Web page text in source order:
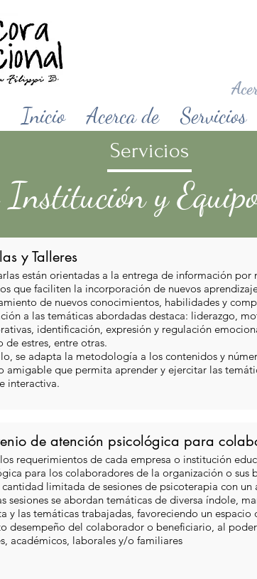
Inicio Acerca de Servicios
Servicios
y
y Talleres
están orientadas a la entrega de información
que faciliten la incorporación de nuevos
de nuevos conocimientos, habilidades y
a las temáticas abordadas destaca: liderazgo,
identificación, expresión y regulación
de estres, entre otras.
se adapta la metodología a los contenidos y
amigable que permita aprender y ejercitar las
interactiva.
de atención psicológica para
requerimientos de cada empresa o institución
para los colaboradores de la organización o sus
cantidad limitada de sesiones de psicoterapia con un
sesiones se abordan temáticas de diversa índole,
y las temáticas trabajadas, favoreciendo un
desempeño del colaborador o beneficiario, al
académicos, laborales y/o familiares